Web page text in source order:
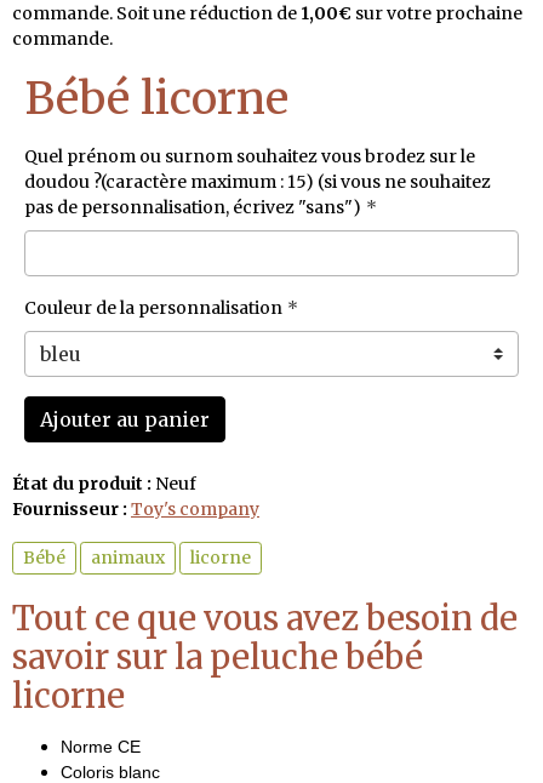
commande. Soit une réduction de 1,00€ sur votre prochaine
commande.
Bébé licorne
Quel prénom ou surnom souhaitez vous brodez sur le
doudou ?(caractère maximum : 15) (si vous ne souhaitez
pas de personnalisation, écrivez "sans")
Couleur de la personnalisation
Ajouter au panier
État du produit : Neuf
Fournisseur : Toy's company
Bébé animaux licorne
Tout ce que vous avez besoin de
savoir sur la peluche bébé
licorne
Norme CE
Coloris blanc